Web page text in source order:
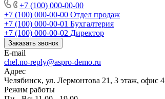
+7 (100) 000-00-00
+7 (100) 000-00-00 Отдел продаж
+7 (100) 000-00-01 Бухгалтерия
+7 (100) 000-00-02 Директор
Заказать звонок
E-mail
chel.no-reply@aspro-demo.ru
Адрес
Челябинск, ул. Лермонтова 21, 3 этаж, офис 4
Режим работы